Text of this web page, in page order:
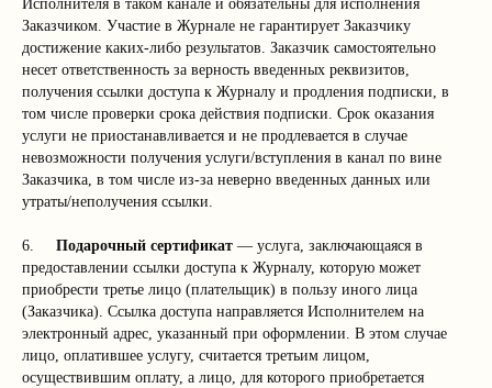
Исполнителя в таком канале и обязательны для исполнения
Заказчиком. Участие в Журнале не гарантирует Заказчику
достижение каких-либо результатов. Заказчик самостоятельно
несет ответственность за верность введенных реквизитов,
получения ссылки доступа к Журналу и продления подписки, в
том числе проверки срока действия подписки. Срок оказания
услуги не приостанавливается и не продлевается в случае
невозможности получения услуги/вступления в канал по вине
Заказчика, в том числе из-за неверно введенных данных или
утраты/неполучения ссылки.
6. Подарочный сертификат — услуга, заключающаяся в
предоставлении ссылки доступа к Журналу, которую может
приобрести третье лицо (плательщик) в пользу иного лица
(Заказчика). Ссылка доступа направляется Исполнителем на
электронный адрес, указанный при оформлении. В этом случае
лицо, оплатившее услугу, считается третьим лицом,
осуществившим оплату, а лицо, для которого приобретается